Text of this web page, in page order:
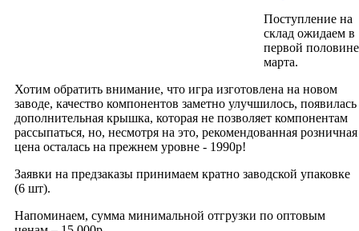
Поступление на
склад ожидаем в
первой половине
марта.
Хотим обратить внимание, что игра изготовлена на новом
заводе, качество компонентов заметно улучшилось, появилась
дополнительная крышка, которая не позволяет компонентам
рассыпаться, но, несмотря на это, рекомендованная розничная
цена осталась на прежнем уровне - 1990р!
Заявки на предзаказы принимаем кратно заводской упаковке
(6 шт).
Напоминаем, сумма минимальной отгрузки по оптовым